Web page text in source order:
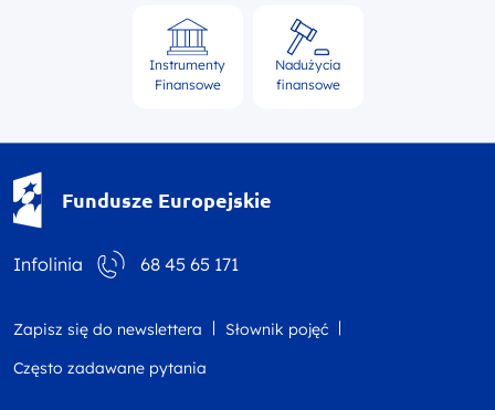
Instrumenty
Finansowe
Nadużycia
finansowe
Fundusze Europejskie
Infolinia 68 45 65 171
Zapisz się do newslettera
Słownik pojęć
Często zadawane pytania